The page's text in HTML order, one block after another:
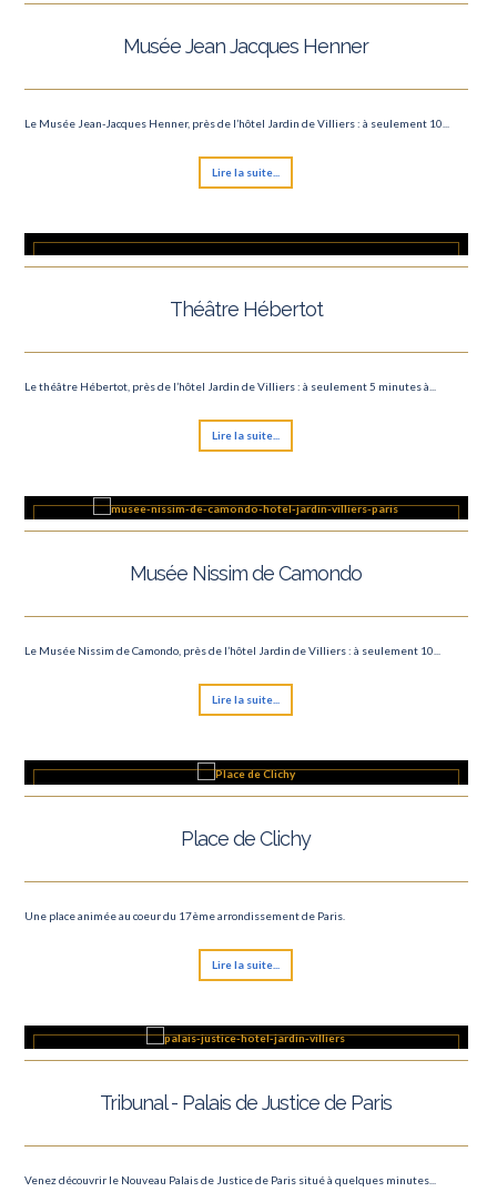
Musée Jean Jacques Henner
Le Musée Jean-Jacques Henner, près de l’hôtel Jardin de Villiers : à seulement 10...
Lire la suite...
Théâtre Hébertot
Le théâtre Hébertot, près de l’hôtel Jardin de Villiers : à seulement 5 minutes à...
Lire la suite...
Musée Nissim de Camondo
Le Musée Nissim de Camondo, près de l’hôtel Jardin de Villiers : à seulement 10...
Lire la suite...
Place de Clichy
Une place animée au coeur du 17ème arrondissement de Paris.
Lire la suite...
Tribunal - Palais de Justice de Paris
Venez découvrir le Nouveau Palais de Justice de Paris situé à quelques minutes...